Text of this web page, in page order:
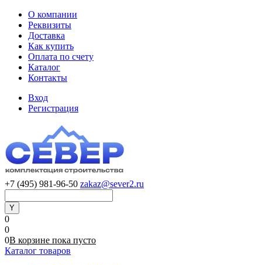
О компании
Реквизиты
Доставка
Как купить
Оплата по счету
Каталог
Контакты
Вход
Регистрация
+7 (495) 981-96-50 zakaz@sever2.ru
0
0
0В корзине пока пусто
Каталог товаров